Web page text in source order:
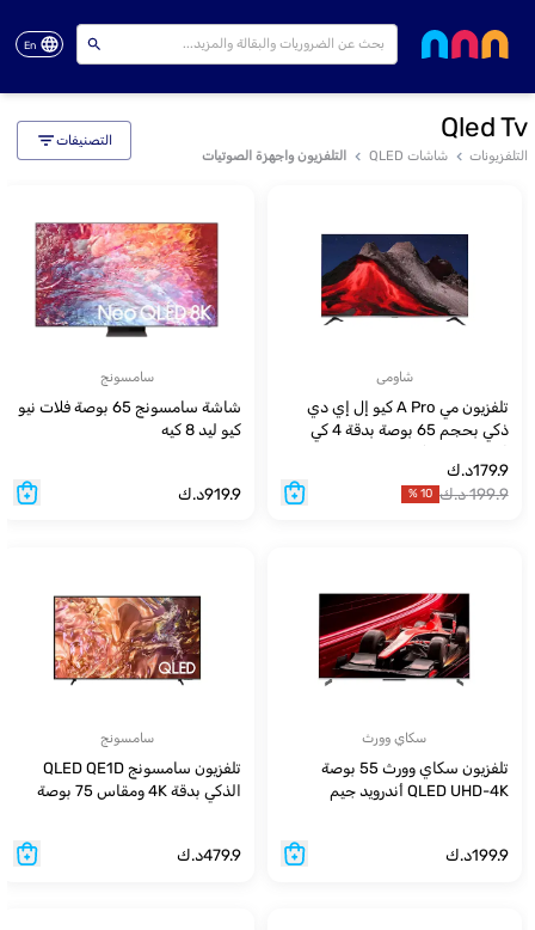
En
Qled Tv
التلفزيونات شاشات QLED التلفزيون واجهزة الصوتيات
شاومى
تلفزيون مي A Pro كيو إل إي دي
ذكي بحجم 65 بوصة بدقة 4 كي
(إصدار 2026) باللون الرمادي
الداكن موديل ELA5844GL
179.9د.ك
199.9د.ك 10
%
سامسونج
شاشة سامسونج 65 بوصة فلات نيو
كيو ليد 8 كيه
919.9د.ك
سكاي وورث
تلفزيون سكاي وورث 55 بوصة
QLED UHD-4K أندرويد جيم
199.9د.ك
سامسونج
تلفزيون سامسونج QLED QE1D
الذكي بدقة 4K ومقاس 75 بوصة
479.9د.ك
التصنيفات